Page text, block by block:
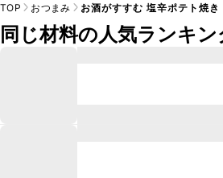
TOP おつまみ お酒がすすむ 塩辛ポテト焼き
同じ材料の人気ランキン